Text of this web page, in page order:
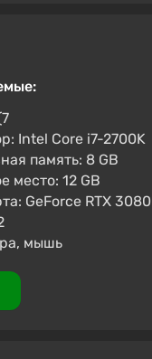
Intel Core i7-2700K
память: 8 GB
место: 12 GB
GeForce RTX 3080
мышь